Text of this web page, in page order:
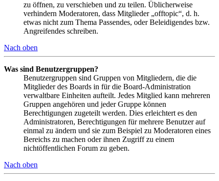
zu öffnen, zu verschieben und zu teilen. Üblicherweise
verhindern Moderatoren, dass Mitglieder „offtopic“, d. h.
etwas nicht zum Thema Passendes, oder Beleidigendes bzw.
Angreifendes schreiben.
Nach oben
Was sind Benutzergruppen?
Benutzergruppen sind Gruppen von Mitgliedern, die die
Mitglieder des Boards in für die Board-Administration
verwaltbare Einheiten aufteilt. Jedes Mitglied kann mehreren
Gruppen angehören und jeder Gruppe können
Berechtigungen zugeteilt werden. Dies erleichtert es den
Administratoren, Berechtigungen für mehrere Benutzer auf
einmal zu ändern und sie zum Beispiel zu Moderatoren eines
Bereichs zu machen oder ihnen Zugriff zu einem
nichtöffentlichen Forum zu geben.
Nach oben